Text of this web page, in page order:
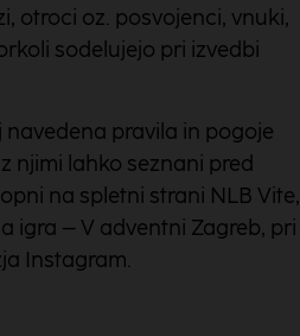
otroci oz. posvojenci, vnuki,
sodelujejo pri izvedbi
pravila in pogoje
njimi lahko seznani pred
na spletni strani NLB Vite,
igra – V adventni Zagreb, pri
Instagram.